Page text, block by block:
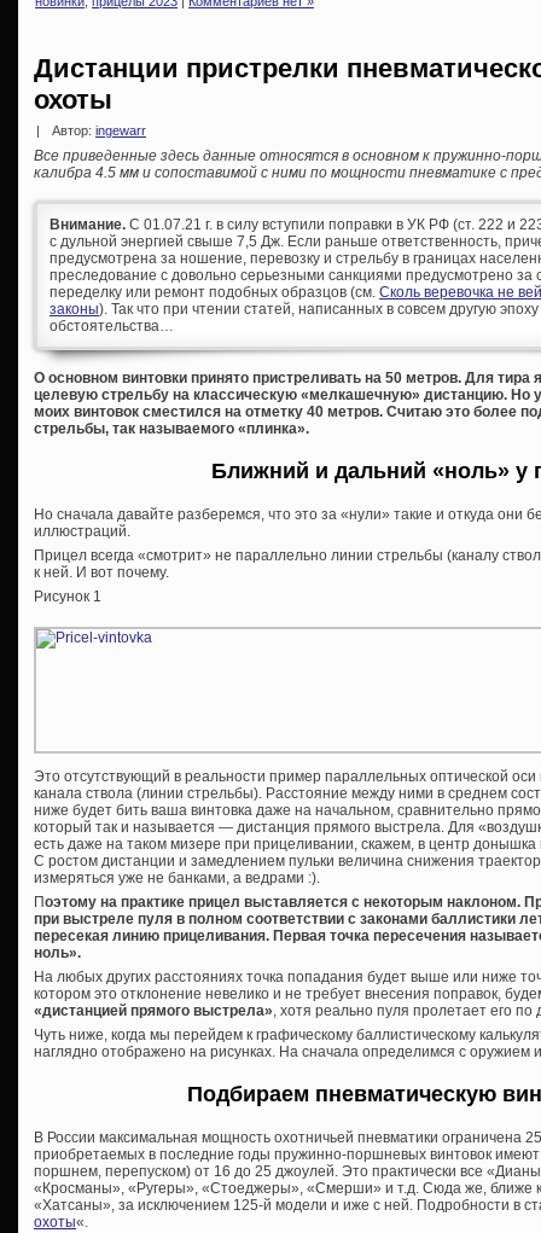
Дистанции пристрелки
охоты
| Автор: ingewarr
Все приведенные здесь данные относятся в основном к пружинно-
калибра 4.5 мм и сопоставимой с ними по мощности пневматике с
Внимание. С 01.07.21 г. в силу вступили поправки в УК РФ (ст. 222 и
с дульной энергией свыше 7,5 Дж. Если раньше ответственность,
предусмотрена за ношение, перевозку и стрельбу в границах
преследование с довольно серьезными санкциями предусмотрено за
переделку или ремонт подобных образцов (см. Сколь веревочка не
законы). Так что при чтении статей, написанных в совсем другую
обстоятельства…
О основном винтовки принято пристреливать на 50 метров. Для тира
целевую стрельбу на классическую «мелкашечную» дистанцию. Но
моих винтовок сместился на отметку 40 метров. Считаю это более
стрельбы, так называемого «плинка».
Ближний и дальний «ноль» у
Но сначала давайте разберемся, что это за «нули» такие и откуда они
иллюстраций.
Прицел всегда «смотрит» не параллельно линии стрельбы (каналу
к ней. И вот почему.
Рисунок 1
Это отсутствующий в реальности пример параллельных оптической
канала ствола (линии стрельбы). Расстояние между ними в среднем
ниже будет бить ваша винтовка даже на начальном, сравнительно
который так и называется — дистанция прямого выстрела. Для
есть даже на таком мизере при прицеливании, скажем, в центр
С ростом дистанции и замедлением пульки величина снижения
измеряться уже не банками, а ведрами :).
Поэтому на практике прицел выставляется с некоторым наклоном.
при выстреле пуля в полном соответствии с законами баллистики
пересекая линию прицеливания. Первая точка пересечения
ноль».
На любых других расстояниях точка попадания будет выше или ниже
котором это отклонение невелико и не требует внесения поправок,
«дистанцией прямого выстрела», хотя реально пуля пролетает его по
Чуть ниже, когда мы перейдем к графическому баллистическому
наглядно отображено на рисунках. На сначала определимся с оружием
Подбираем пневматическую
В России максимальная мощность охотничьей пневматики ограничена
приобретаемых в последние годы пружинно-поршневых винтовок
поршнем, перепуском) от 16 до 25 джоулей. Это практически все
«Кросманы», «Ругеры», «Стоеджеры», «Смерши» и т.д. Сюда же, ближе
«Хатсаны», за исключением 125-й модели и иже с ней. Подробности в
охоты«.